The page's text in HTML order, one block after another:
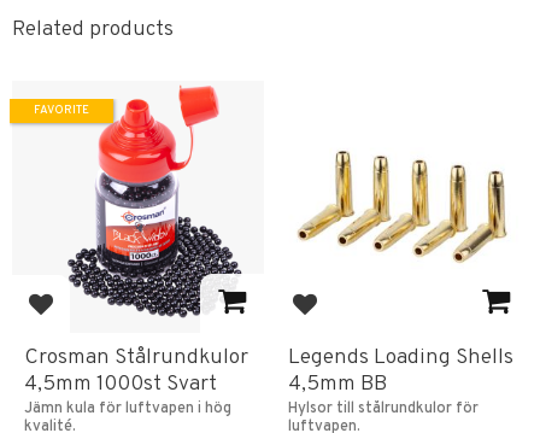
Related products
Add to favorites
Crosman Stålrundkulor
4,5mm 1000st Svart
Jämn kula för luftvapen i hög
kvalité.
FAVORITE
Add to favorites
Legends Loading Shells
4,5mm BB
Hylsor till stålrundkulor för
luftvapen.